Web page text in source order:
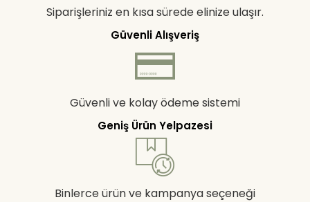
Siparişleriniz en kısa sürede elinize ulaşır.
Güvenli Alışveriş
Güvenli ve kolay ödeme sistemi
Geniş Ürün Yelpazesi
Binlerce ürün ve kampanya seçeneği